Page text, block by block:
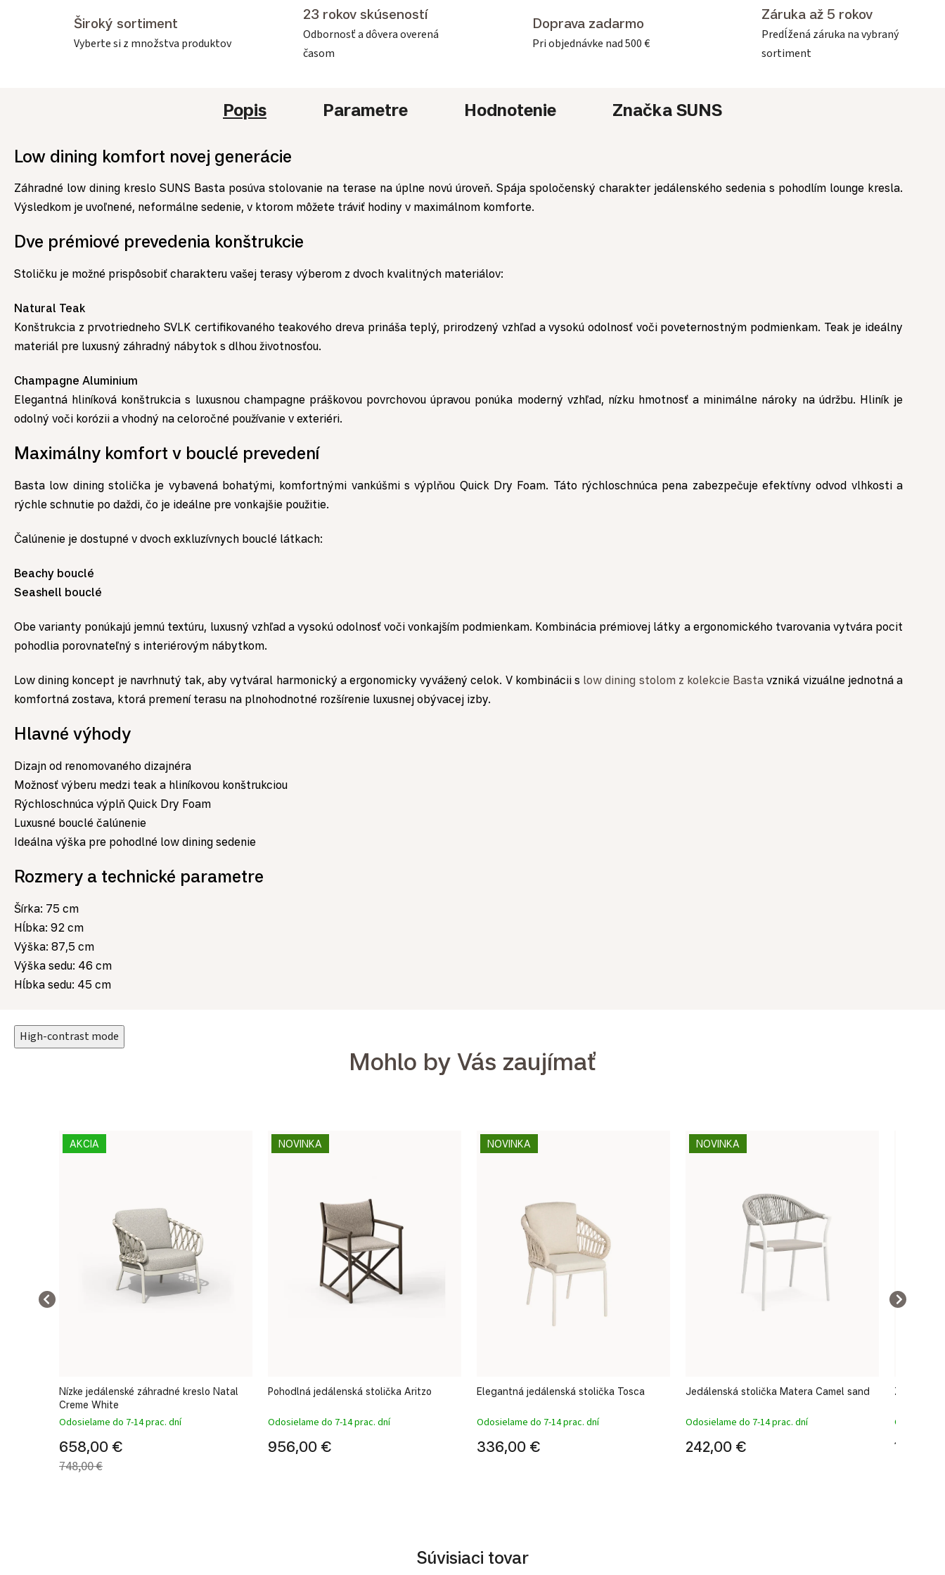
Široký sortiment
Vyberte si z množstva produktov
23 rokov skúseností
Odbornosť a dôvera overená
časom
Doprava zadarmo
Pri objednávke nad 500 €
Záruka až 5 rokov
Predĺžená záruka na vybraný
sortiment
Popis Parametre Hodnotenie Značka SUNS
Low dining komfort novej generácie
Záhradné low dining kreslo SUNS Basta posúva stolovanie na terase na úplne novú úroveň. Spája spoločenský charakter jedálenského sedenia s pohodlím lounge kresla.
Výsledkom je uvoľnené, neformálne sedenie, v ktorom môžete tráviť hodiny v maximálnom komforte.
Dve prémiové prevedenia konštrukcie
Stoličku je možné prispôsobiť charakteru vašej terasy výberom z dvoch kvalitných materiálov:
Natural Teak
Konštrukcia z prvotriedneho SVLK certifikovaného teakového dreva prináša teplý, prirodzený vzhľad a vysokú odolnosť voči poveternostným podmienkam. Teak je ideálny
materiál pre luxusný záhradný nábytok s dlhou životnosťou.
Champagne Aluminium
Elegantná hliníková konštrukcia s luxusnou champagne práškovou povrchovou úpravou ponúka moderný vzhľad, nízku hmotnosť a minimálne nároky na údržbu. Hliník je
odolný voči korózii a vhodný na celoročné používanie v exteriéri.
Maximálny komfort v bouclé prevedení
Basta low dining stolička je vybavená bohatými, komfortnými vankúšmi s výplňou Quick Dry Foam. Táto rýchloschnúca pena zabezpečuje efektívny odvod vlhkosti a
rýchle schnutie po daždi, čo je ideálne pre vonkajšie použitie.
Čalúnenie je dostupné v dvoch exkluzívnych bouclé látkach:
Beachy bouclé
Seashell bouclé
Obe varianty ponúkajú jemnú textúru, luxusný vzhľad a vysokú odolnosť voči vonkajším podmienkam. Kombinácia prémiovej látky a ergonomického tvarovania vytvára pocit
pohodlia porovnateľný s interiérovým nábytkom.
Low dining koncept je navrhnutý tak, aby vytváral harmonický a ergonomicky vyvážený celok. V kombinácii s low dining stolom z kolekcie Basta vzniká vizuálne jednotná a
komfortná zostava, ktorá premení terasu na plnohodnotné rozšírenie luxusnej obývacej izby.
Hlavné výhody
Dizajn od renomovaného dizajnéra
Možnosť výberu medzi teak a hliníkovou konštrukciou
Rýchloschnúca výplň Quick Dry Foam
Luxusné bouclé čalúnenie
Ideálna výška pre pohodlné low dining sedenie
Rozmery a technické parametre
Šírka: 75 cm
Hĺbka: 92 cm
Výška: 87,5 cm
Výška sedu: 46 cm
Hĺbka sedu: 45 cm
High-contrast mode
Mohlo by Vás zaujímať
AKCIA
Nízke jedálenské záhradné kreslo Natal
Creme White
Odosielame do 7-14 prac. dní
658,00 €
748,00 €
NOVINKA
Pohodlná jedálenská stolička Aritzo
Odosielame do 7-14 prac. dní
956,00 €
NOVINKA
Elegantná jedálenská stolička Tosca
Odosielame do 7-14 prac. dní
336,00 €
NOVINKA
Jedálenská stolička Matera Camel sand
Odosielame do 7-14 prac. dní
242,00 €
Záhradné
1
Súvisiaci tovar